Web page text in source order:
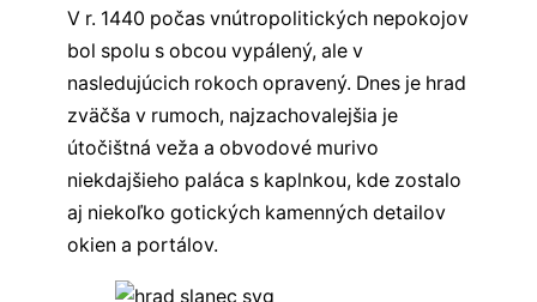
V r. 1440 počas vnútropolitických nepokojov
bol spolu s obcou vypálený, ale v
nasledujúcich rokoch opravený. Dnes je hrad
zväčša v rumoch, najzachovalejšia je
útočištná veža a obvodové murivo
niekdajšieho paláca s kaplnkou, kde zostalo
aj niekoľko gotických kamenných detailov
okien a portálov.